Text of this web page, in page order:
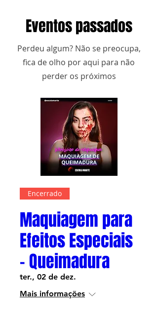
Eventos passados
Perdeu algum? Não se preocupa,
fica de olho por aqui para não
perder os próximos
Encerrado
Maquiagem para
Efeitos Especiais
- Queimadura
ter., 02 de dez.
Mais informações